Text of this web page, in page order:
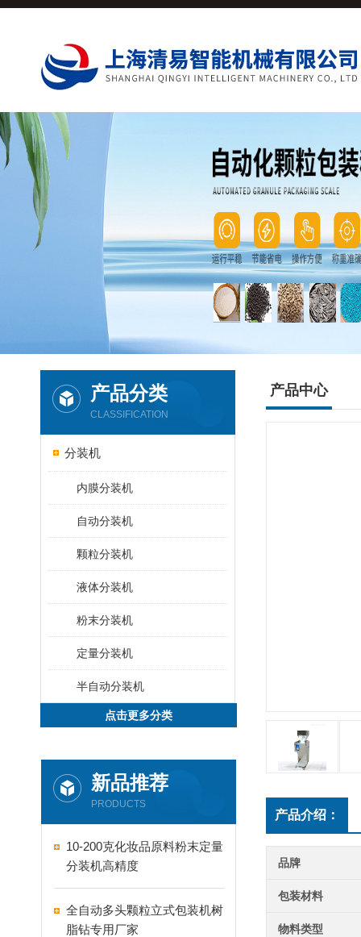
产品分类
CLASSIFICATION
分装机
内膜分装机
自动分装机
颗粒分装机
液体分装机
粉末分装机
定量分装机
半自动分装机
点击更多分类
新品推荐
PRODUCTS
10-200克化妆品原料粉末定量
分装机高精度
全自动多头颗粒立式包装机树
脂钻专用厂家
产品中心
产品介绍：
品牌
包装材料
物料类型